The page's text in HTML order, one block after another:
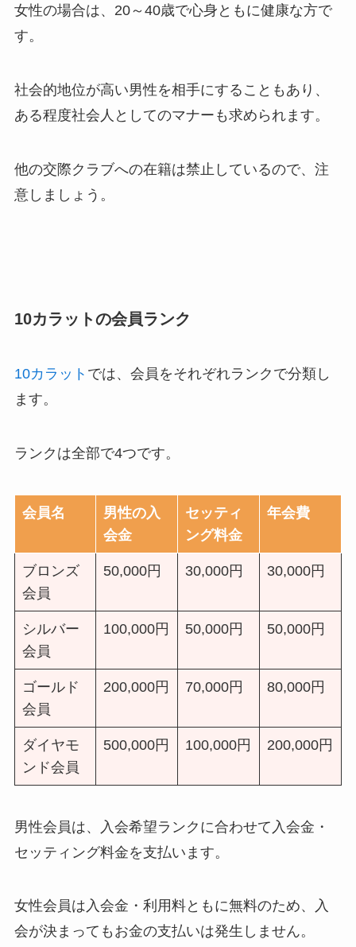
女性の場合は、20～40歳で心身ともに健康な方で
す。
社会的地位が高い男性を相手にすることもあり、
ある程度社会人としてのマナーも求められます。
他の交際クラブへの在籍は禁止しているので、注
意しましょう。
10カラットの会員ランク
10カラット では、会員をそれぞれランクで分類し
ます。
ランクは全部で4つです。
会員名
男性の入
会金
セッティ
ング料金
年会費
ブロンズ
会員
50,000円 30,000円 30,000円
シルバー
会員
100,000円 50,000円 50,000円
ゴールド
会員
200,000円 70,000円 80,000円
ダイヤモ
ンド会員
500,000円 100,000円 200,000円
男性会員は、入会希望ランクに合わせて入会金・
セッティング料金を支払います。
女性会員は入会金・利用料ともに無料のため、入
会が決まってもお金の支払いは発生しません。